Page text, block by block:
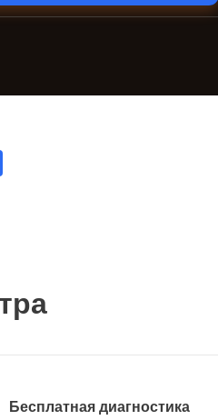
Бесплатная диагностика